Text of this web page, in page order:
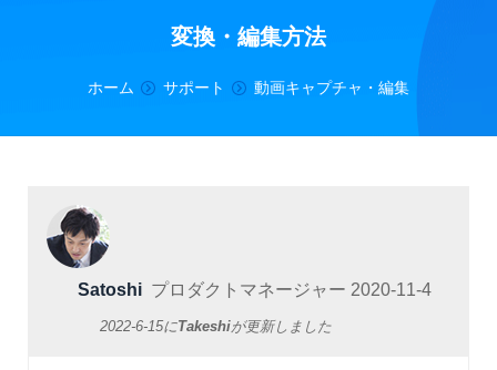
変換・編集方法
You are here:
ホーム サポート 動画キャプチャ・編集
Satoshi プロダクトマネージャー 2020-11-4
2022-6-15にTakeshiが更新しました